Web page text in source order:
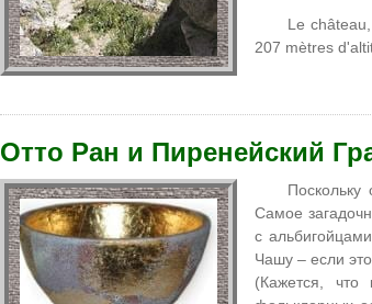
Le
207 mètres
Отто Ран и Пиренейский
Поскольку
Самое
с
Чашу – если
(Кажется, что